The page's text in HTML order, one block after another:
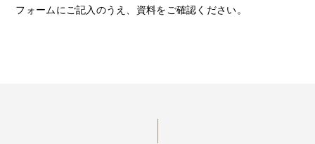
フォームにご記入のうえ、資料をご確認ください。